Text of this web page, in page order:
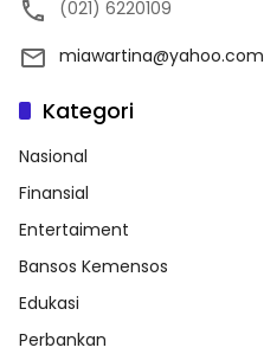
(021) 6220109
miawartina@yahoo.com
Kategori
Nasional
Finansial
Entertaiment
Bansos Kemensos
Edukasi
Perbankan